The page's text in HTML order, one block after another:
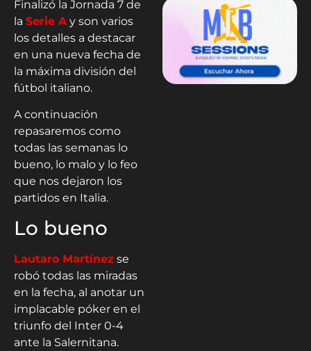
Finalizó la Jornada 7 de
la Serie Ay son varios
los detalles a destacar
en una nueva fecha de
la máxima división del
fútbol italiano.
A continuación
repasaremos como
todas las semanas lo
bueno, lo malo y lo feo
que nos dejaron los
partidos en Italia.
Lo bueno
Lautaro Martínez se
robó todas las miradas
en la fecha, al anotar un
implacable póker en el
triunfo del Inter 0-4
ante la Salernitana.